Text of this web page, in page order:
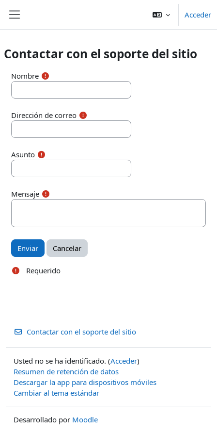
Acceder
Contactar con el soporte del sitio
Nombre
Dirección de correo
Asunto
Mensaje
Requerido
Contactar con el soporte del sitio
Usted no se ha identificado. (Acceder)
Resumen de retención de datos
Descargar la app para dispositivos móviles
Cambiar al tema estándar
Desarrollado por Moodle